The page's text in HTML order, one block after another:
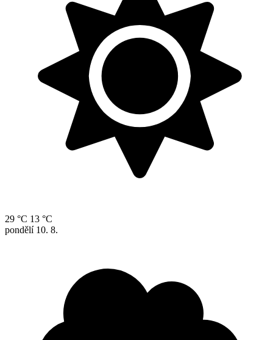
29 °C 13 °C
pondělí 10. 8.